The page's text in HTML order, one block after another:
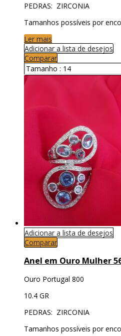
PEDRAS: ZIRCONIA
Tamanhos possíveis por
Ler mais
Adicionar a lista de desejos
Comparar
Tamanho : 14
Adicionar a lista de desejos
Comparar
Anel em Ouro Mulher
Ouro Portugal 800
10.4 GR
PEDRAS: ZIRCONIA
Tamanhos possíveis por